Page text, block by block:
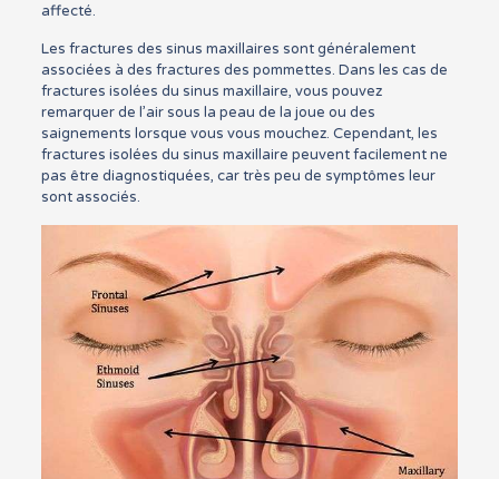
affecté.
Les fractures des sinus maxillaires sont généralement
associées à des fractures des pommettes. Dans les cas de
fractures isolées du sinus maxillaire, vous pouvez
remarquer de l’air sous la peau de la joue ou des
saignements lorsque vous vous mouchez. Cependant, les
fractures isolées du sinus maxillaire peuvent facilement ne
pas être diagnostiquées, car très peu de symptômes leur
sont associés.